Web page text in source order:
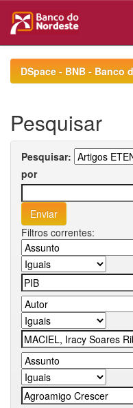
navigationDSpace - BNB - Banco
Pesquisar
Pesquisar:
por
Filtros correntes: